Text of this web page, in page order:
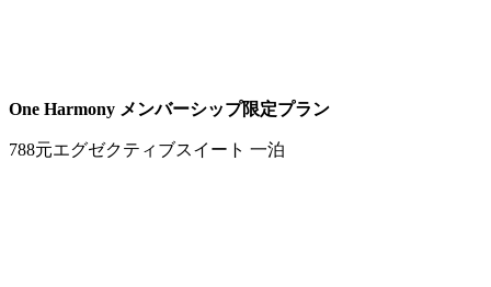
One Harmony メンバーシップ限定プラン
788元エグゼクティブスイート 一泊